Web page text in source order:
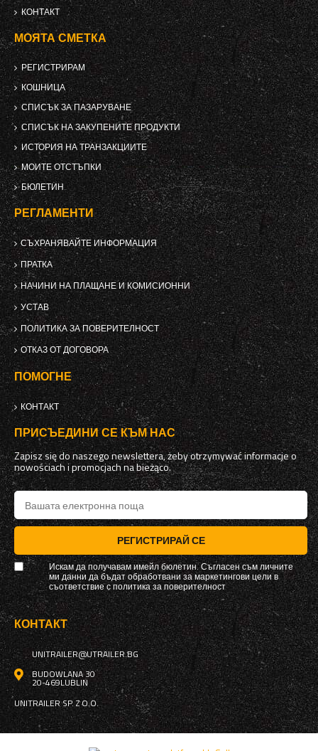
КОНТАКТ
МОЯТА СМЕТКА
РЕГИСТРИРАМ
КОШНИЦА
СПИСЪК ЗА ПАЗАРУВАНЕ
СПИСЪК НА ЗАКУПЕНИТЕ ПРОДУКТИ
ИСТОРИЯ НА ТРАНЗАКЦИИТЕ
МОИТЕ ОТСТЪПКИ
БЮЛЕТИН
РЕГЛАМЕНТИ
СЪХРАНЯВАЙТЕ ИНФОРМАЦИЯ
ПРАТКА
НАЧИНИ НА ПЛАЩАНЕ И КОМИСИОННИ
УСТАВ
ПОЛИТИКА ЗА ПОВЕРИТЕЛНОСТ
ОТКАЗ ОТ ДОГОВОРА
ПОМОГНЕ
КОНТАКТ
ПРИСЪЕДИНИ СЕ КЪМ НАС
Zapisz się do naszego newslettera, żeby otrzymywać informacje o
nowościach i promocjach na bieżąco.
РЕГИСТРИРАЙ СЕ
Искам да получавам имейл бюлетин. Съгласен съм личните
ми данни да бъдат обработвани за маркетингови цели в
съответствие сполитика за поверителност
КОНТАКТ
UNITRAILER@UTRAILER.BG
BUDOWLANA 30
20-469LUBLIN
UNITRAILER SP. Z O.O.